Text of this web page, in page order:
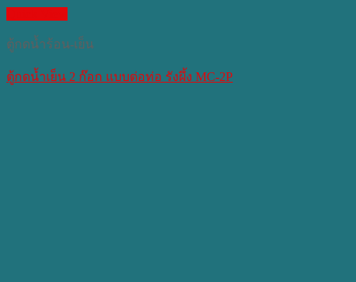
ตู้กดน้ำร้อน-เย็น
ตู้กดน้ำเย็น 2 ก๊อก แบบต่อท่อ รังผึ้ง MC-2P​